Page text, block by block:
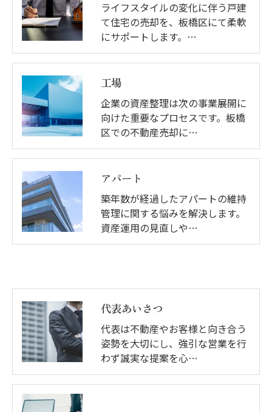
ライフスタイルの変化に伴う戸建
て住宅の売却を、板橋区にて柔軟
にサポートします。…
工場
企業の資産整理は次の事業展開に
向けた重要なプロセスです。板橋
区での不動産売却に…
アパート
築年数が経過したアパートの維持
管理に関する悩みを解決します。
資産運用の見直しや…
代表あいさつ
代表は不動産やお客様と向き合う
姿勢を大切にし、強引な営業を行
わず誠実な提案を心…